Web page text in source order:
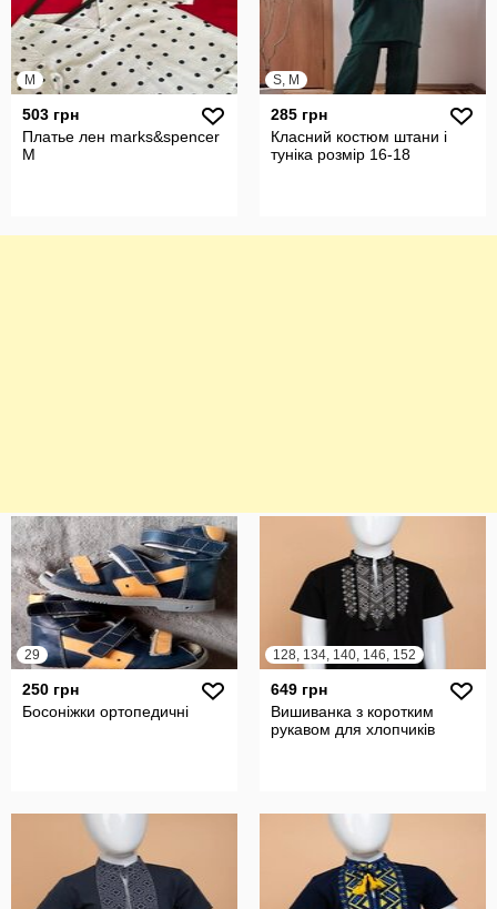
M
503 грн
Платье лен marks&spencer
М
S, M
285 грн
Класний костюм штани і
туніка розмір 16-18
29
250 грн
Босоніжки ортопедичні
128, 134, 140, 146, 152
649 грн
Вишиванка з коротким
рукавом для хлопчиків